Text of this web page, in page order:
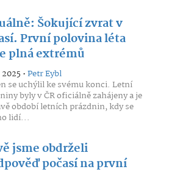
Šokující zvrat v
První polovina léta
plná extrémů
•Petr Eybl
se uchýlil ke svému konci. Letní
byly v ČR oficiálně zahájeny a je
období letních prázdnin, kdy se
lidí...
jsme obdrželi
počasí na první